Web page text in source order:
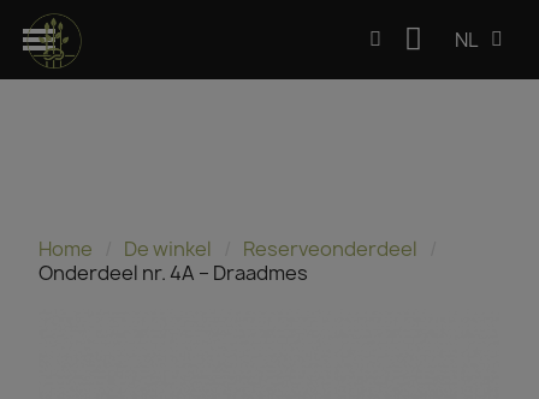
NL
Home De winkel
Reserveonderdeel
Onderdeel nr. 4A – Draadmes